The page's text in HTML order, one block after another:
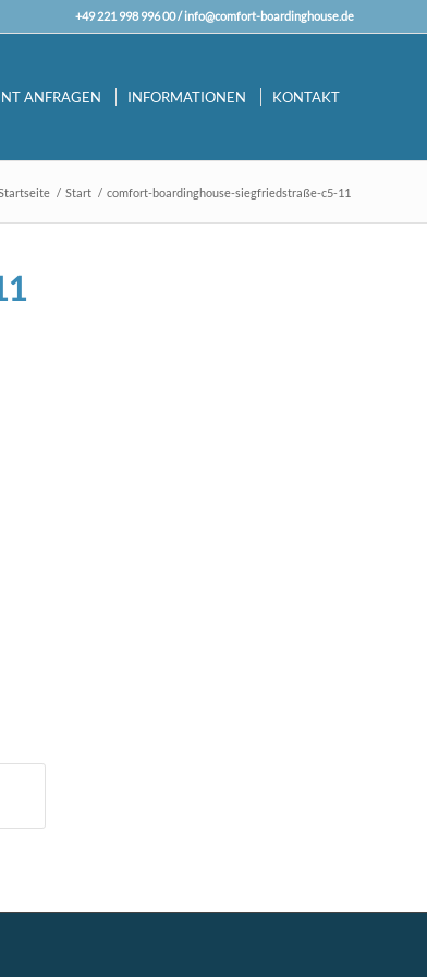
+49 221 998 996 00 /info@comfort-boardinghouse.de
ANFRAGEN INFORMATIONEN KONTAKT
/ Start / comfort-boardinghouse-siegfriedstraße-c5-11